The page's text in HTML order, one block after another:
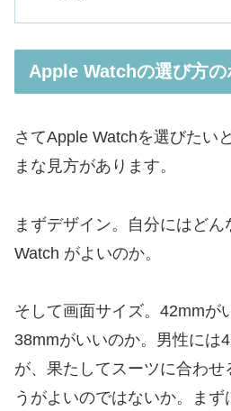
Apple Watchの選び方の
さてApple Watchを選びたい
まな見方があります。
まずデザイン。自分にはど
Watch がよいのか。
そして画面サイズ。42mmが
38mmがいいのか。男性には
が、果たしてスーツに合わせ
うがよいのではないか。ま